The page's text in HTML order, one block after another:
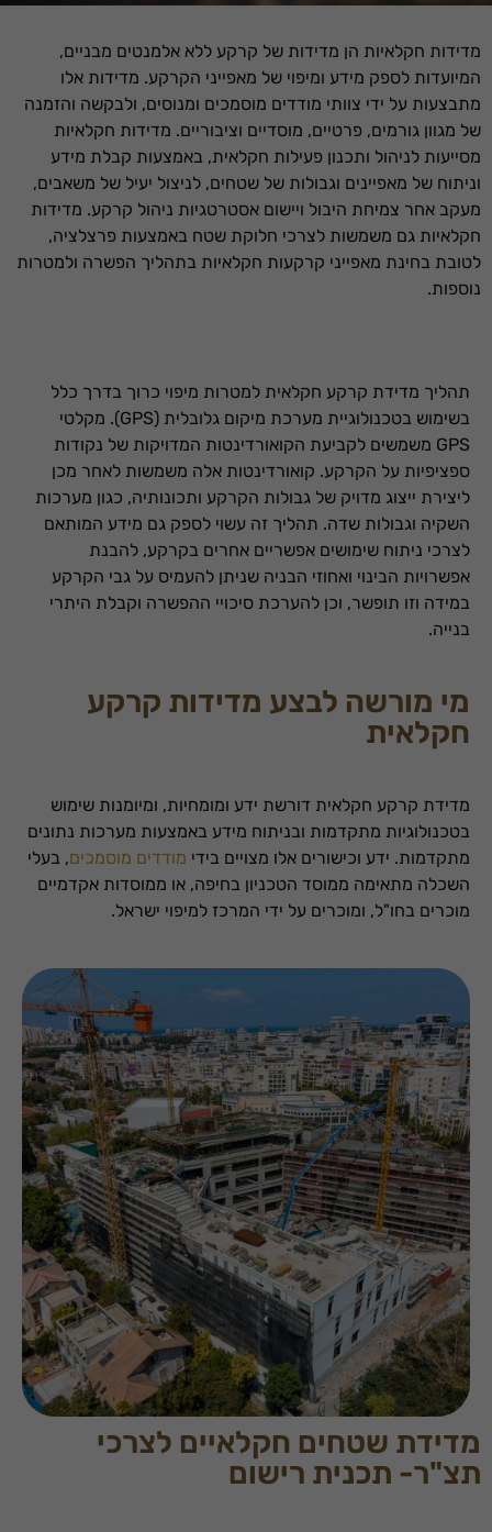
מדידות חקלאיות הן מדידות של קרקע ללא אלמנטים מבניים,
המיועדות לספק מידע ומיפוי של מאפייני הקרקע. מדידות אלו
מתבצעות על ידי צוותי מודדים מוסמכים ומנוסים, ולבקשה והזמנה
של מגוון גורמים, פרטיים, מוסדיים וציבוריים. מדידות חקלאיות
מסייעות לניהול ותכנון פעילות חקלאית, באמצעות קבלת מידע
וניתוח של מאפיינים וגבולות של שטחים, לניצול יעיל של משאבים,
מעקב אחר צמיחת היבול ויישום אסטרטגיות ניהול קרקע. מדידות
חקלאיות גם משמשות לצרכי חלוקת שטח באמצעות פרצלציה,
לטובת בחינת מאפייני קרקעות חקלאיות בתהליך הפשרה ולמטרות
נוספות.
תהליך מדידת קרקע חקלאית למטרות מיפוי כרוך בדרך כלל
בשימוש בטכנולוגיית מערכת מיקום גלובלית (GPS). מקלטי
GPS משמשים לקביעת הקואורדינטות המדויקות של נקודות
ספציפיות על הקרקע. קואורדינטות אלה משמשות לאחר מכן
ליצירת ייצוג מדויק של גבולות הקרקע ותכונותיה, כגון מערכות
השקיה וגבולות שדה. תהליך זה עשוי לספק גם מידע המותאם
לצרכי ניתוח שימושים אפשריים אחרים בקרקע, להבנת
אפשרויות הבינוי ואחוזי הבניה שניתן להעמיס על גבי הקרקע
במידה וזו תופשר, וכן להערכת סיכויי ההפשרה וקבלת היתרי
בנייה.
מי מורשה לבצע מדידות קרקע
חקלאית
מדידת קרקע חקלאית דורשת ידע ומומחיות, ומיומנות שימוש
בטכנולוגיות מתקדמות ובניתוח מידע באמצעות מערכות נתונים
מתקדמות. ידע וכישורים אלו מצויים בידי מודדים מוסמכים, בעלי
השכלה מתאימה ממוסד הטכניון בחיפה, או ממוסדות אקדמיים
מוכרים בחו"ל, ומוכרים על ידי המרכז למיפוי ישראל.
מדידת שטחים חקלאיים לצרכי
תצ"ר- תכנית רישום